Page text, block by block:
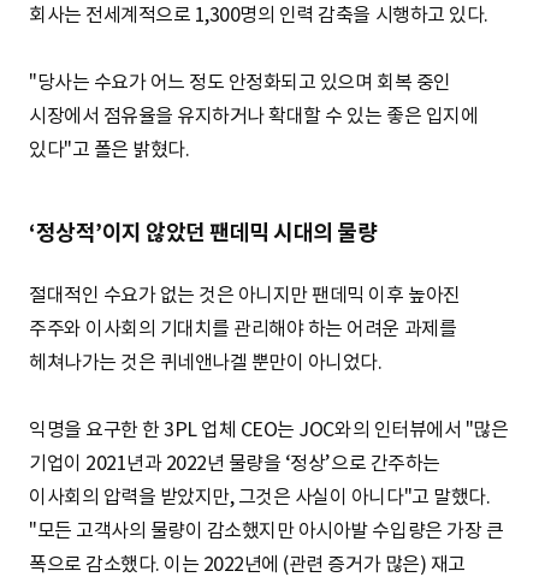
회사는 전세계적으로 1,300명의 인력 감축을 시행하고 있다.
"당사는 수요가 어느 정도 안정화되고 있으며 회복 중인
시장에서 점유율을 유지하거나 확대할 수 있는 좋은 입지에
있다"고 폴은 밝혔다.
‘정상적’이지 않았던 팬데믹 시대의 물량
절대적인 수요가 없는 것은 아니지만 팬데믹 이후 높아진
주주와 이사회의 기대치를 관리해야 하는 어려운 과제를
헤쳐나가는 것은 퀴네앤나겔 뿐만이 아니었다.
익명을 요구한 한 3PL 업체 CEO는 JOC와의 인터뷰에서 "많은
기업이 2021년과 2022년 물량을 ‘정상’으로 간주하는
이사회의 압력을 받았지만, 그것은 사실이 아니다"고 말했다.
"모든 고객사의 물량이 감소했지만 아시아발 수입량은 가장 큰
폭으로 감소했다. 이는 2022년에 (관련 증거가 많은) 재고